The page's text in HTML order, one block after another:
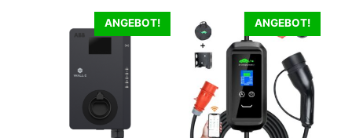
ANGEBOT! ANGEBOT!